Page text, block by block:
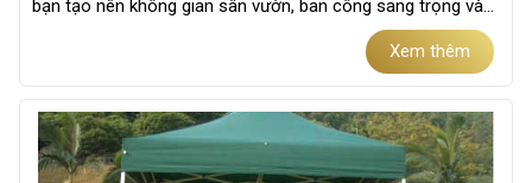
bạn tạo nên không gian sân vườn, ban công sang trọng và
Xem thêm